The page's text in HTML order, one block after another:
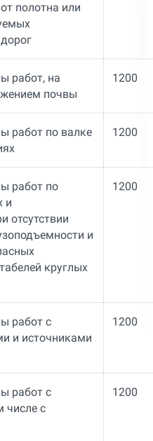
полотна или
работ, на
почвы
1200
работ по валке
1200
работ по
и
отсутствии
и
круглых
1200
работ с
и источниками
1200
работ с
числе с
1200